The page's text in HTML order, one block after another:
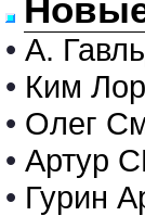
• А.
• Ким
• Олег
• Артур
• Гурин